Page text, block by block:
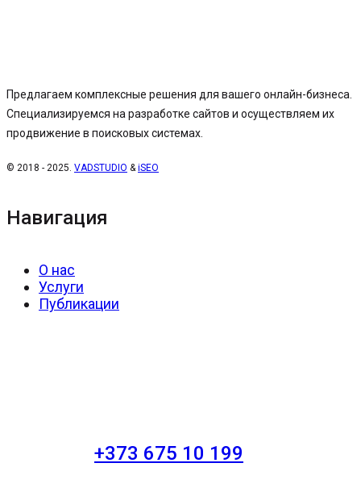
Предлагаем комплексные решения для вашего онлайн-бизнеса.
Специализируемся на разработке сайтов и осуществляем их
продвижение в поисковых системах.
© 2018 - 2025. VADSTUDIO & iSEO
Навигация
О нас
Услуги
Публикации
+373 675 10 199